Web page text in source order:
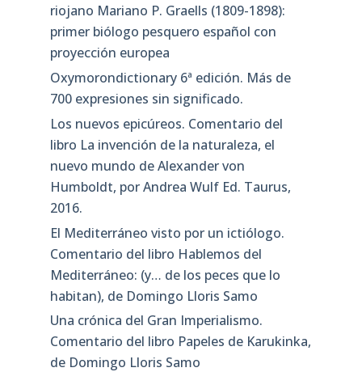
riojano Mariano P. Graells (1809-1898):
primer biólogo pesquero español con
proyección europea
Oxymorondictionary 6ª edición. Más de
700 expresiones sin significado.
Los nuevos epicúreos. Comentario del
libro La invención de la naturaleza, el
nuevo mundo de Alexander von
Humboldt, por Andrea Wulf Ed. Taurus,
2016.
El Mediterráneo visto por un ictiólogo.
Comentario del libro Hablemos del
Mediterráneo: (y… de los peces que lo
habitan), de Domingo Lloris Samo
Una crónica del Gran Imperialismo.
Comentario del libro Papeles de Karukinka,
de Domingo Lloris Samo